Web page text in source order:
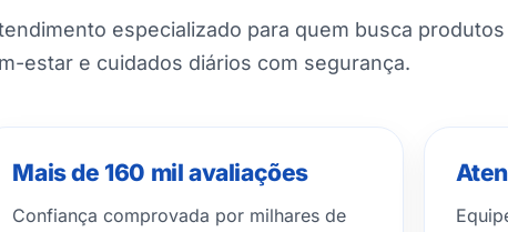
especializado para quem busca
estar e cuidados diários com segurança.
Mais de 160 mil avaliações
Confiança comprovada por milhares de